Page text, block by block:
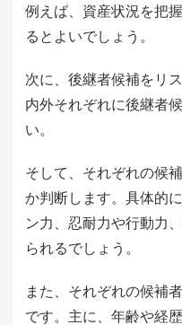
例えば、資産状況を把
るとよいでしょう。
次に、後継者候補をリ
内外それぞれに後継者
い。
そして、それぞれの候
か判断します。具体的
ン力、忍耐力や行動力
られるでしょう。
また、それぞれの候補
です。主に、年齢や経